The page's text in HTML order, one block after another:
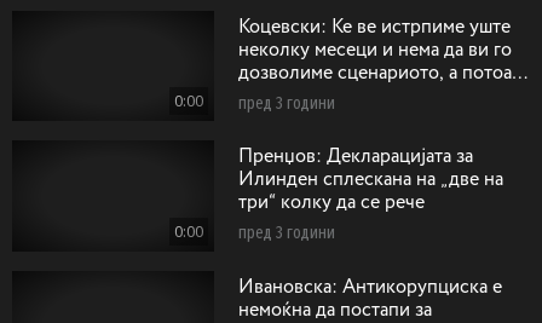
0:00
Коцевски: Ќе ве истрпиме уште
неколку месеци и нема да ви го
дозволиме сценариото, а потоа
ќе има одговорност
пред 3 години
0:00
Пренџов: Декларацијата за
Илинден сплескана на „две на
три“ колку да се рече
пред 3 години
Ивановска: Антикорупциска е
немоќна да постапи за